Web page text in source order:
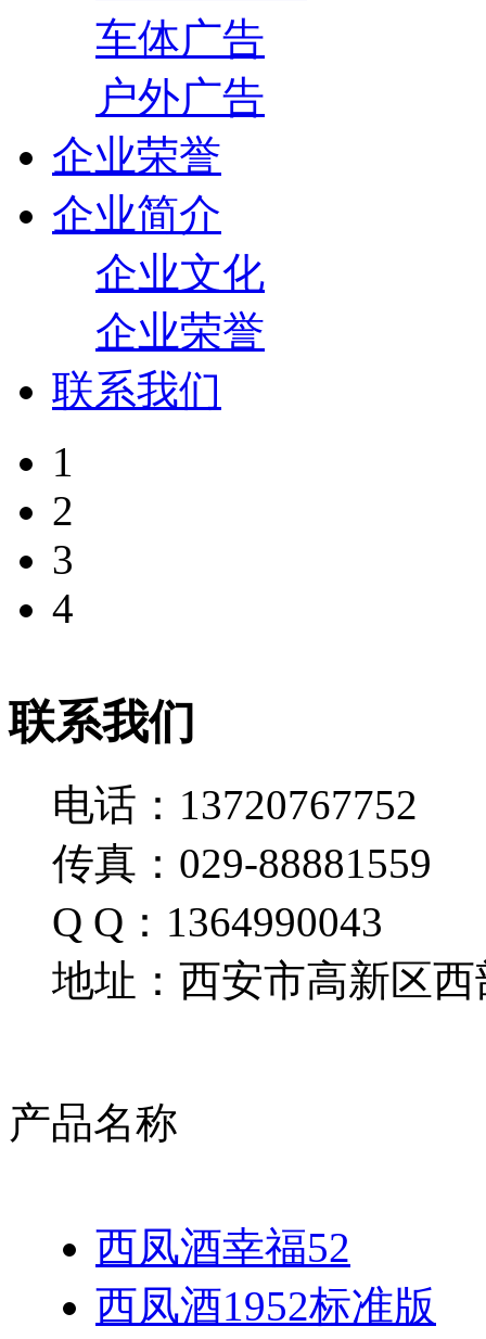
车体广告
户外广告
企业荣誉
企业简介
企业文化
企业荣誉
联系我们
1
2
3
4
联系我们
电话：13720767752
传真：029-88881559
Q Q：1364990043
地址：西安市高新区西
产品名称
西凤酒幸福52
西凤酒1952标准版